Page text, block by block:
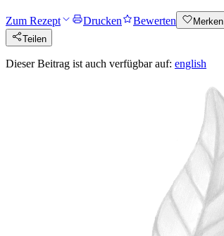
Zum Rezept Drucken Bewerten
Merken
Teilen
Dieser Beitrag ist auch verfügbar auf: english